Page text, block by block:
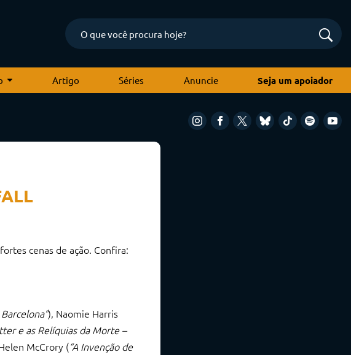
Artigo Séries Anuncie Seja um apoiador
cenas de ação. Confira:
), Naomie Harris
e as Relíquias da Morte –
McCrory (“A Invenção de